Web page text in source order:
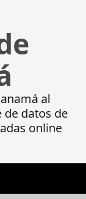
al
de datos de
online